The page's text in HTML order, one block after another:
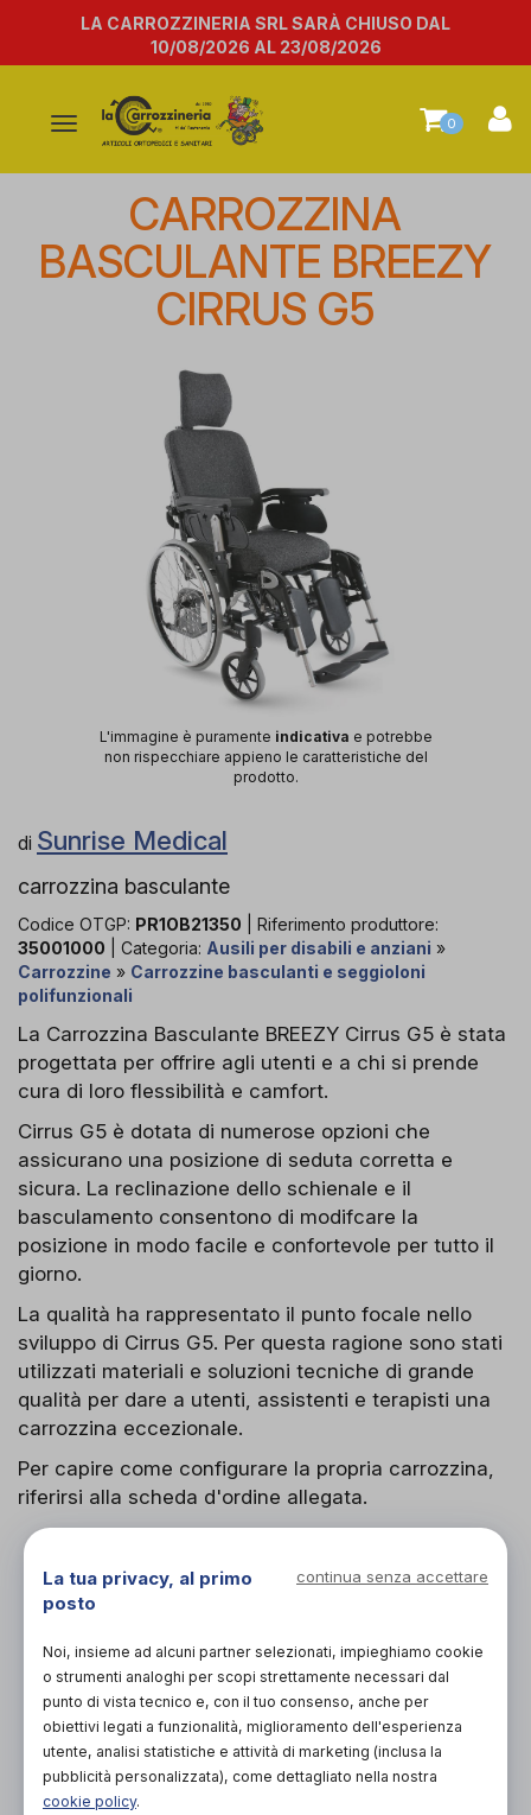
LA CARROZZINERIA SRL SARÀ CHIUSO DAL
10/08/2026 AL 23/08/2026
Attiva/disattiva
navigazione
0
CARROZZINA
BASCULANTE BREEZY
CIRRUS G5
L'immagine è puramente indicativa e potrebbe
non rispecchiare appieno le caratteristiche del
prodotto.
di Sunrise Medical
carrozzina basculante
Codice OTGP: PR1OB21350 | Riferimento produttore:
35001000 | Categoria: Ausili per disabili e anziani »
Carrozzine » Carrozzine basculanti e seggioloni
polifunzionali
La Carrozzina Basculante BREEZY Cirrus G5 è stata
progettata per offrire agli utenti e a chi si prende
cura di loro flessibilità e camfort.
Cirrus G5 è dotata di numerose opzioni che
assicurano una posizione di seduta corretta e
sicura. La reclinazione dello schienale e il
basculamento consentono di modifcare la
posizione in modo facile e confortevole per tutto il
giorno.
La qualità ha rappresentato il punto focale nello
sviluppo di Cirrus G5. Per questa ragione sono stati
utilizzati materiali e soluzioni tecniche di grande
qualità per dare a utenti, assistenti e terapisti una
carrozzina eccezionale.
Per capire come configurare la propria carrozzina,
riferirsi alla scheda d'ordine allegata.
PROVA E ACQUISTA IN NEGOZIO
La tua privacy, al primo
posto
continua senza accettare
Noi, insieme ad alcuni partner selezionati, impieghiamo cookie
o strumenti analoghi per scopi strettamente necessari dal
punto di vista tecnico e, con il tuo consenso, anche per
obiettivi legati a funzionalità, miglioramento dell'esperienza
utente, analisi statistiche e attività di marketing (inclusa la
pubblicità personalizzata), come dettagliato nella nostra
cookie policy.